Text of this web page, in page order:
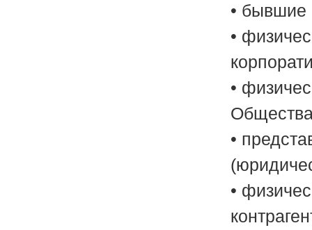
• бывшие
•
•
•
•